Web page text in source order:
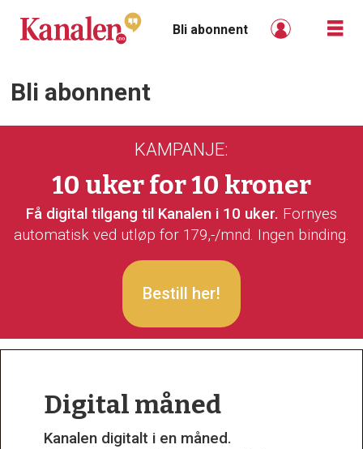
Bli abonnent
Bli
abonnent
kanalen
Bli abonnent
KAMPANJE:
10 uker for 10 kroner
Få digital tilgang til Kanalen i 10 uker. Fornyes
automatisk ved utløp for 179,-/mnd. Ingen binding.
Bestill her!
Digital måned
Kanalen digitalt i en måned.